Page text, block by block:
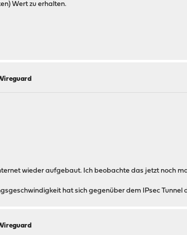
Wert zu erhalten.
wieder aufgebaut. Ich beobachte das jetzt noch
hat sich gegenüber dem IPsec Tunnel